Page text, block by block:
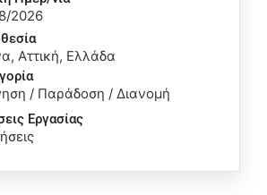
2026
Αττική, Ελλάδα
/ Παράδοση / Διανομή
Eργασίας